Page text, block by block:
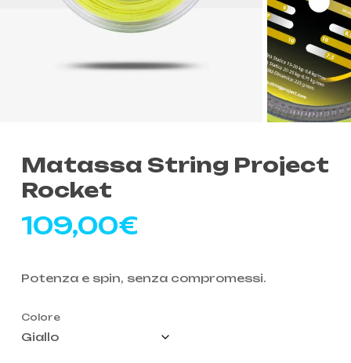
Matassa String Project
Rocket
109,00€
Potenza e spin, senza compromessi.
Colore